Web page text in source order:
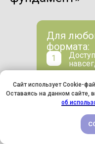
116
Для
формата:
1
2
У НАС ДЕНЬ
Сайт использует Cookie-
Оставаясь на данном сайте,
об